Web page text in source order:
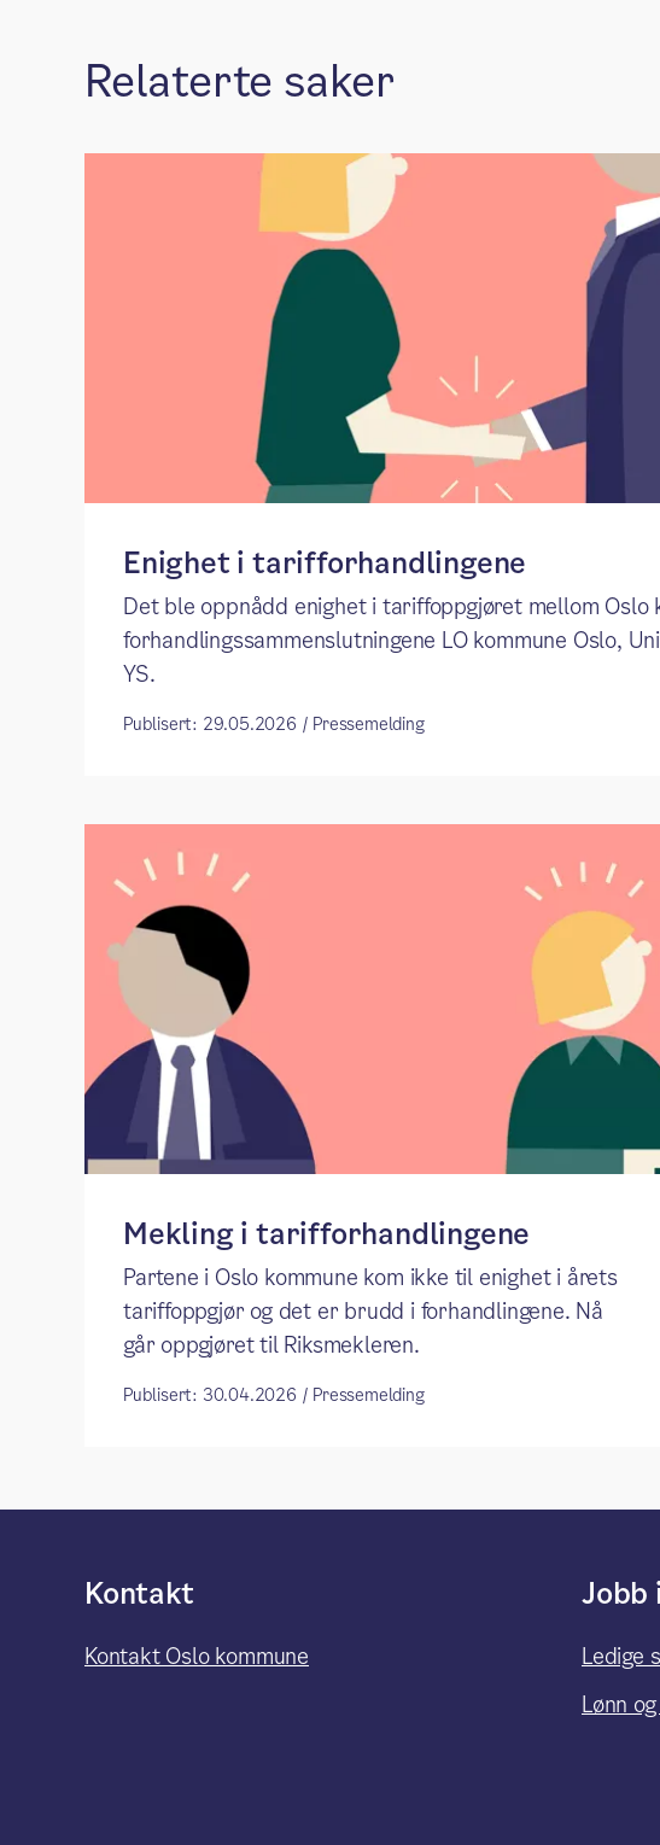
Relaterte saker
Enighet i tarifforhandlingene
Det ble oppnådd enighet i tariffoppgjøret mellom Oslo
forhandlingssammenslutningene LO kommune Oslo,
YS.
Publisert: 29.05.2026 / Pressemelding
Mekling i tarifforhandlingene
Partene i Oslo kommune kom ikke til enighet i årets
tariffoppgjør og det er brudd i forhandlingene. Nå
går oppgjøret til Riksmekleren.
Publisert: 30.04.2026 / Pressemelding
Kontakt
Kontakt Oslo kommune
Jobb
Ledige
Lønn